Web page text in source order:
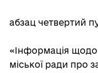
абзац четвертий
«Інформація щодо
міської ради про